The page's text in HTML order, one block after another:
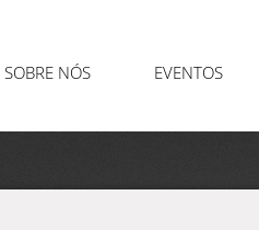
SOBRE NÓS EVENTOS